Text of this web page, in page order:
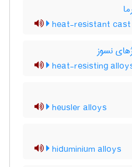
heat-resistant
نسوز
heat-resisting
heusler alloys
hiduminium alloys